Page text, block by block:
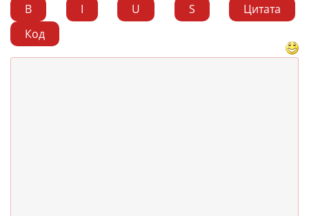
B I U S
Цитата
Код